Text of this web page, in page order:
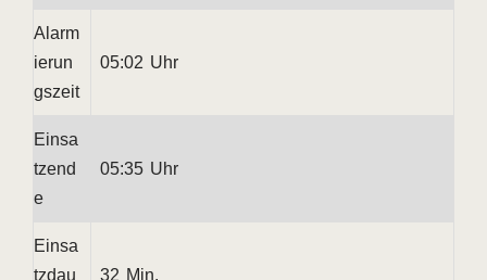
Alarm
ierun
gszeit
05:02 Uhr
Einsa
tzend
e
05:35 Uhr
Einsa
tzdau
32 Min.